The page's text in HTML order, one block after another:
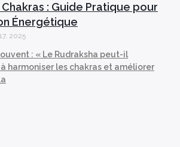
: Guide Pratique pour
Énergétique
2025
: « Le Rudraksha peut-il
harmoniser les chakras et améliorer